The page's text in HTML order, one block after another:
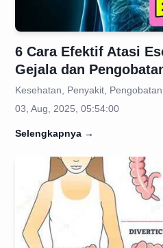
6 Cara Efektif Atasi
Gejala dan
Kesehatan, Penyakit,
03, Aug, 2025, 05:54:00
Selengkapnya →